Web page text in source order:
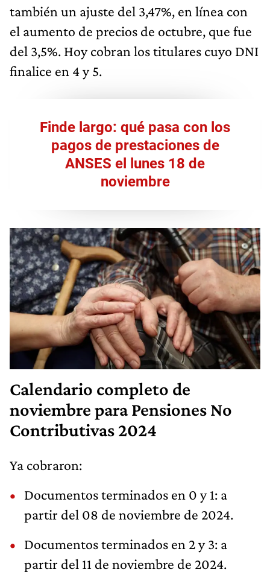
también un ajuste del 3,47%, en línea con
el aumento de precios de octubre, que fue
del 3,5%. Hoy cobran los titulares cuyo DNI
finalice en 4 y 5.
Finde largo: qué pasa con los
pagos de prestaciones de
ANSES el lunes 18 de
noviembre
Calendario completo de
noviembre para Pensiones No
Contributivas 2024
Ya cobraron:
Documentos terminados en 0 y 1: a
partir del 08 de noviembre de 2024.
Documentos terminados en 2 y 3: a
partir del 11 de noviembre de 2024.